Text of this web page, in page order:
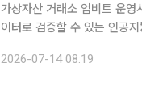
가상자산 거래소 업비트 운영
이터로 검증할 수 있는 인공
디어를 입력해 가상의 투자
2026-07-14 08:19